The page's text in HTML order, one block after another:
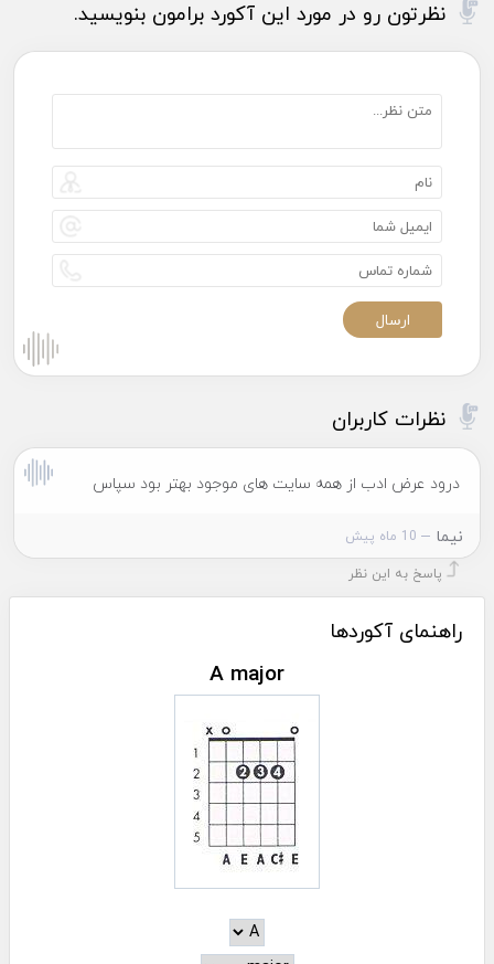
نظرتون رو در مورد این آکورد برامون بنویسید.
نظرات کاربران
درود عرض ادب از همه سایت های موجود بهتر بود سپاس
نیما
پاسخ به این نظر
راهنمای آکوردها
A major